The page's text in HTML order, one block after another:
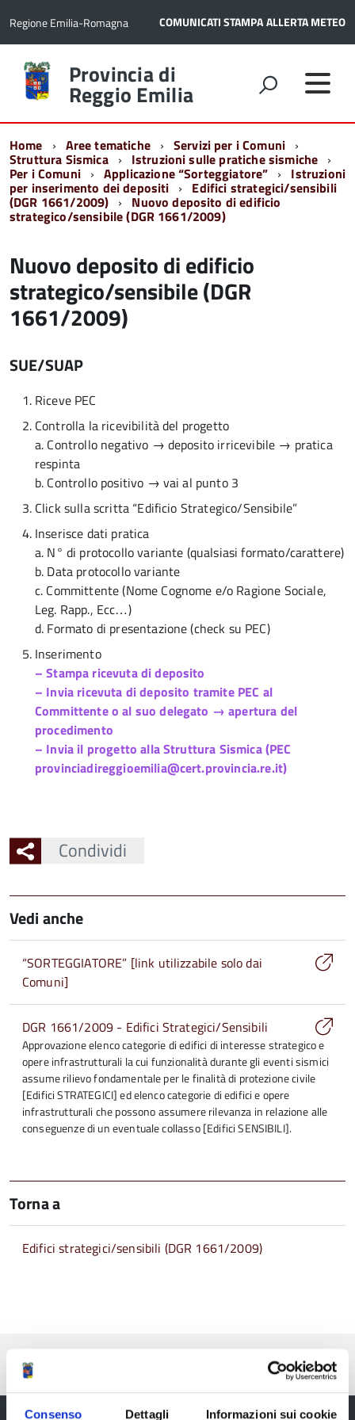
Consenso Dettagli Informazioni sui cookie
Regione Emilia-Romagna COMUNICATI STAMPAALLERTA METEO
Torna
alla
home
Provincia di
Reggio Emilia
Home Aree tematiche Servizi per i Comuni
Struttura Sismica Istruzioni sulle pratiche sismiche
Per i Comuni Applicazione “Sorteggiatore” Istruzioni
per inserimento dei depositi Edifici strategici/sensibili
(DGR 1661/2009) Nuovo deposito di edificio
strategico/sensibile (DGR 1661/2009)
Nuovo deposito di edificio
strategico/sensibile (DGR
1661/2009)
SUE/SUAP
Riceve PEC
Controlla la ricevibilità del progetto
a. Controllo negativo → deposito irricevibile → pratica
respinta
b. Controllo positivo → vai al punto 3
Click sulla scritta “Edificio Strategico/Sensibile”
Inserisce dati pratica
a. N° di protocollo variante (qualsiasi formato/carattere)
b. Data protocollo variante
c. Committente (Nome Cognome e/o Ragione Sociale,
Leg. Rapp., Ecc…)
d. Formato di presentazione (check su PEC)
Inserimento
– Stampa ricevuta di deposito
– Invia ricevuta di deposito tramite PEC al
Committente o al suo delegato → apertura del
procedimento
– Invia il progetto alla Struttura Sismica (PEC
provinciadireggioemilia@cert.provincia.re.it)
Condividi
Vedi anche
“SORTEGGIATORE” [link utilizzabile solo dai
Comuni]
DGR 1661/2009 - Edifici Strategici/Sensibili
Approvazione elenco categorie di edifici di interesse strategico e
opere infrastrutturali la cui funzionalità durante gli eventi sismici
assume rilievo fondamentale per le finalità di protezione civile
[Edifici STRATEGICI] ed elenco categorie di edifici e opere
infrastrutturali che possono assumere rilevanza in relazione alle
conseguenze di un eventuale collasso [Edifici SENSIBILI].
Torna a
Edifici strategici/sensibili (DGR 1661/2009)
Ultima modifica: 05 Settembre 2022